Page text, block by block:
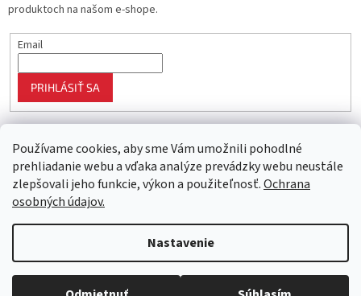
Používame cookies, aby sme Vám umožnili pohodlné
prehliadanie webu a vďaka analýze prevádzky webu neustále
zlepšovali jeho funkcie, výkon a použiteľnosť.Ochrana
osobných údajov.
Nastavenie
Objednaný tovar si môžete prevziať osobne v predajni SELEKTRA,
Družstevná 1143/24, Partizánske, tel.: 038/7490000. Všetok tovar je
produktoch na našom e-shope.
Email
PRIHLÁSIŤ SA
Vytvoril Shoptet
Copyright 2026Najlepší nákup. Všetky práva vyhradené.Upraviť